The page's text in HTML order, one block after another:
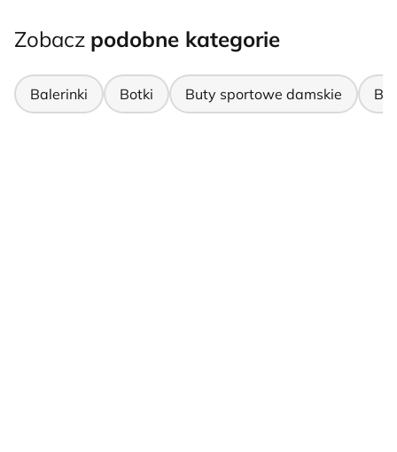
Zobacz podobne kategorie
Balerinki Botki Buty sportowe damskie